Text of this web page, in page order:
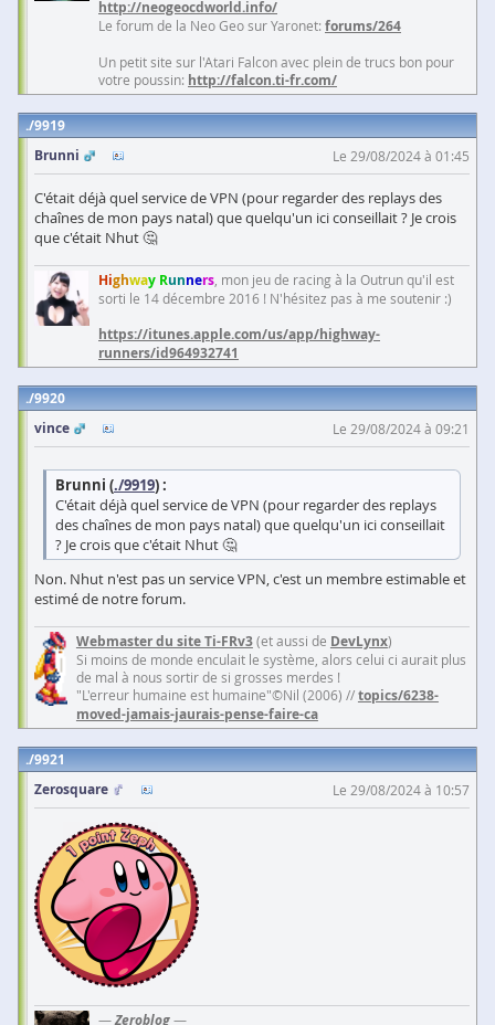
http://neogeocdworld.info/
Le forum de la Neo Geo sur Yaronet: forums/264
Un petit site sur l'Atari Falcon avec plein de trucs bon pour
votre poussin: http://falcon.ti-fr.com/
9919
Brunni
Le 29/08/2024 à 01:45
C'était déjà quel service de VPN (pour regarder des replays des
chaînes de mon pays natal) que quelqu'un ici conseillait ? Je crois
que c'était Nhut 🤔
Highway Runners, mon jeu de racing à la Outrun qu'il est
sorti le 14 décembre 2016 ! N'hésitez pas à me soutenir :)
https://itunes.apple.com/us/app/highway-
runners/id964932741
9920
vince
Le 29/08/2024 à 09:21
Brunni (./9919) :
C'était déjà quel service de VPN (pour regarder des replays
des chaînes de mon pays natal) que quelqu'un ici conseillait
? Je crois que c'était Nhut 🤔
Non. Nhut n'est pas un service VPN, c'est un membre estimable et
estimé de notre forum.
Webmaster du site Ti-FRv3(et aussi de DevLynx)
Si moins de monde enculait le système, alors celui ci aurait plus
de mal à nous sortir de si grosses merdes !
"L'erreur humaine est humaine"©Nil (2006) //topics/6238-
moved-jamais-jaurais-pense-faire-ca
9921
Zerosquare
Le 29/08/2024 à 10:57
—Zeroblog—